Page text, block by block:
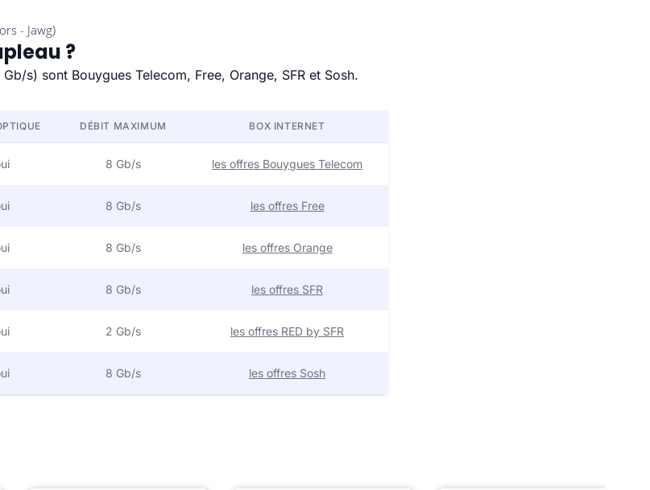
?
s) sont Bouygues Telecom, Free, Orange, SFR et Sosh.
DÉBIT MAXIMUM BOX INTERNET
8 Gb/s les offres Bouygues Telecom
8 Gb/s les offres Free
8 Gb/s les offres Orange
8 Gb/s les offres SFR
2 Gb/s les offres RED by SFR
8 Gb/s les offres Sosh